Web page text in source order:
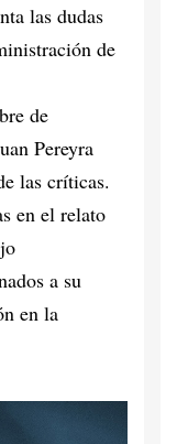
las dudas
de
de
Pereyra
las críticas.
en el relato
a su
en la